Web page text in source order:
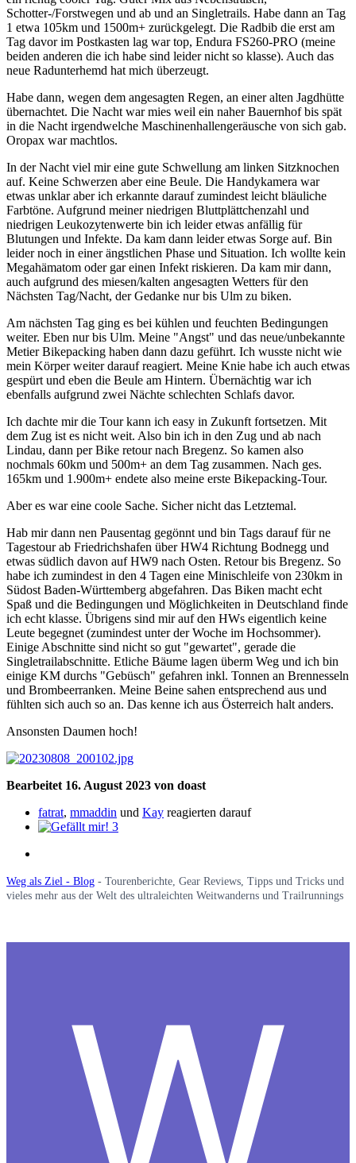
Schotter-/Forstwegen und ab und an Singletrails. Habe dann an Tag
1 etwa 105km und 1500m+ zurückgelegt. Die Radbib die erst am
Tag davor im Postkasten lag war top, Endura FS260-PRO (meine
beiden anderen die ich habe sind leider nicht so klasse). Auch das
neue Radunterhemd hat mich überzeugt.
Habe dann, wegen dem angesagten Regen, an einer alten Jagdhütte
übernachtet. Die Nacht war mies weil ein naher Bauernhof bis spät
in die Nacht irgendwelche Maschinenhallengeräusche von sich gab.
Oropax war machtlos.
In der Nacht viel mir eine gute Schwellung am linken Sitzknochen
auf. Keine Schwerzen aber eine Beule. Die Handykamera war
etwas unklar aber ich erkannte darauf zumindest leicht bläuliche
Farbtöne. Aufgrund meiner niedrigen Bluttplättchenzahl und
niedrigen Leukozytenwerte bin ich leider etwas anfällig für
Blutungen und Infekte. Da kam dann leider etwas Sorge auf. Bin
leider noch in einer ängstlichen Phase und Situation. Ich wollte kein
Megahämatom oder gar einen Infekt riskieren. Da kam mir dann,
auch aufgrund des miesen/kalten angesagten Wetters für den
Nächsten Tag/Nacht, der Gedanke nur bis Ulm zu biken.
Am nächsten Tag ging es bei kühlen und feuchten Bedingungen
weiter. Eben nur bis Ulm. Meine "Angst" und das neue/unbekannte
Metier Bikepacking haben dann dazu geführt. Ich wusste nicht wie
mein Körper weiter darauf reagiert. Meine Knie habe ich auch etwas
gespürt und eben die Beule am Hintern. Übernächtig war ich
ebenfalls aufgrund zwei Nächte schlechten Schlafs davor.
Ich dachte mir die Tour kann ich easy in Zukunft fortsetzen. Mit
dem Zug ist es nicht weit. Also bin ich in den Zug und ab nach
Lindau, dann per Bike retour nach Bregenz. So kamen also
nochmals 60km und 500m+ an dem Tag zusammen. Nach ges.
165km und 1.900m+ endete also meine erste Bikepacking-Tour.
Aber es war eine coole Sache. Sicher nicht das Letztemal.
Hab mir dann nen Pausentag gegönnt und bin Tags darauf für ne
Tagestour ab Friedrichshafen über HW4 Richtung Bodnegg und
etwas südlich davon auf HW9 nach Osten. Retour bis Bregenz. So
habe ich zumindest in den 4 Tagen eine Minischleife von 230km in
Südost Baden-Württemberg abgefahren. Das Biken macht echt
Spaß und die Bedingungen und Möglichkeiten in Deutschland finde
ich echt klasse. Übrigens sind mir auf den HWs eigentlich keine
Leute begegnet (zumindest unter der Woche im Hochsommer).
Einige Abschnitte sind nicht so gut "gewartet", gerade die
Singletrailabschnitte. Etliche Bäume lagen überm Weg und ich bin
einige KM durchs "Gebüsch" gefahren inkl. Tonnen an Brennesseln
und Brombeerranken. Meine Beine sahen entsprechend aus und
fühlten sich auch so an. Das kenne ich aus Österreich halt anders.
Ansonsten Daumen hoch!
Bearbeitet 16. August 2023 von doast
fatrat, mmaddin und Kay reagierten darauf
3
Weg als Ziel - Blog - Tourenberichte, Gear Reviews, Tipps und Tricks und
vieles mehr aus der Welt des ultraleichten Weitwanderns und Trailrunnings